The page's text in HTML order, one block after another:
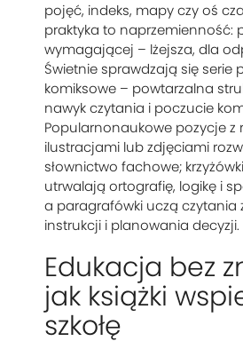
pojęć, indeks, mapy czy oś
praktyka to naprzemienność:
wymagającej – lżejsza, dla
Świetnie sprawdzają się serie
komiksowe – powtarzalna
nawyk czytania i poczucie
Popularnonaukowe pozycje z
ilustracjami lub zdjęciami
słownictwo fachowe;
utrwalają ortografię, logikę i
a paragrafówki uczą czytania
instrukcji i planowania decyzji.
Edukacja bez
jak książki
szkołę